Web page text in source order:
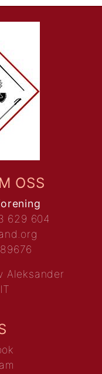
OSS
629 604
Aleksander